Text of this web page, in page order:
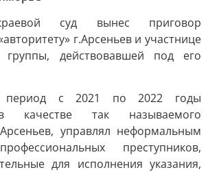
суд вынес приговор
г.Арсеньев и участнице
группы, действовавшей под его
период с 2021 по 2022 годы
качестве так называемого
управлял неформальным
преступников,
для исполнения указания,